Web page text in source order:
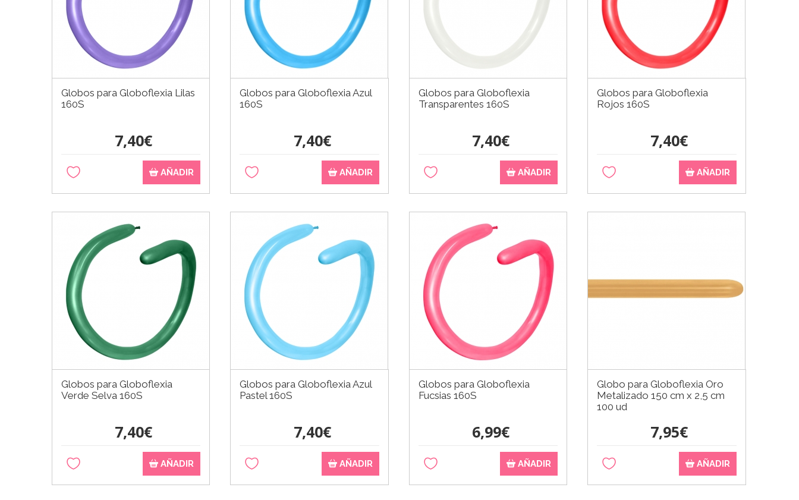
Globos para Globoflexia Lilas
160S
7,40€
AÑADIR
Globos para Globoflexia Azul
160S
7,40€
AÑADIR
Globos para Globoflexia
Transparentes 160S
7,40€
AÑADIR
Globos para Globoflexia
Rojos 160S
7,40€
AÑADIR
Globos para Globoflexia
Verde Selva 160S
7,40€
AÑADIR
Globos para Globoflexia Azul
Pastel 160S
7,40€
AÑADIR
Globos para Globoflexia
Fucsias 160S
6,99€
AÑADIR
Globo para Globoflexia Oro
Metalizado 150 cm x 2,5 cm
100 ud
7,95€
AÑADIR